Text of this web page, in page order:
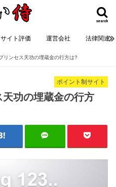
search
サイト評価 運営会社 法律関連
リンセス天功の埋蔵金の行方は?
ポイント制サイト
功の埋蔵金の行方